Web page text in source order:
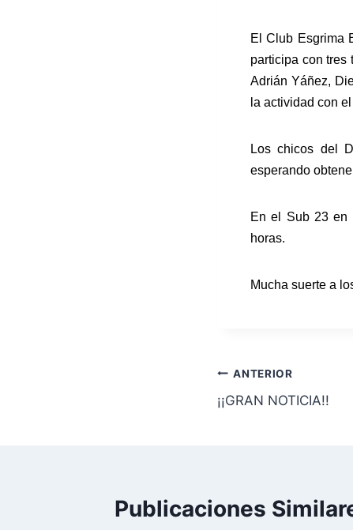
El Club Esgrima
participa con tres
Adrián Yáñez,
la actividad con
Los chicos del
esperando
En el Sub 23 en
horas.
Mucha suerte a
ANTERIOR
¡¡GRAN NOTICIA!!
Publicaciones